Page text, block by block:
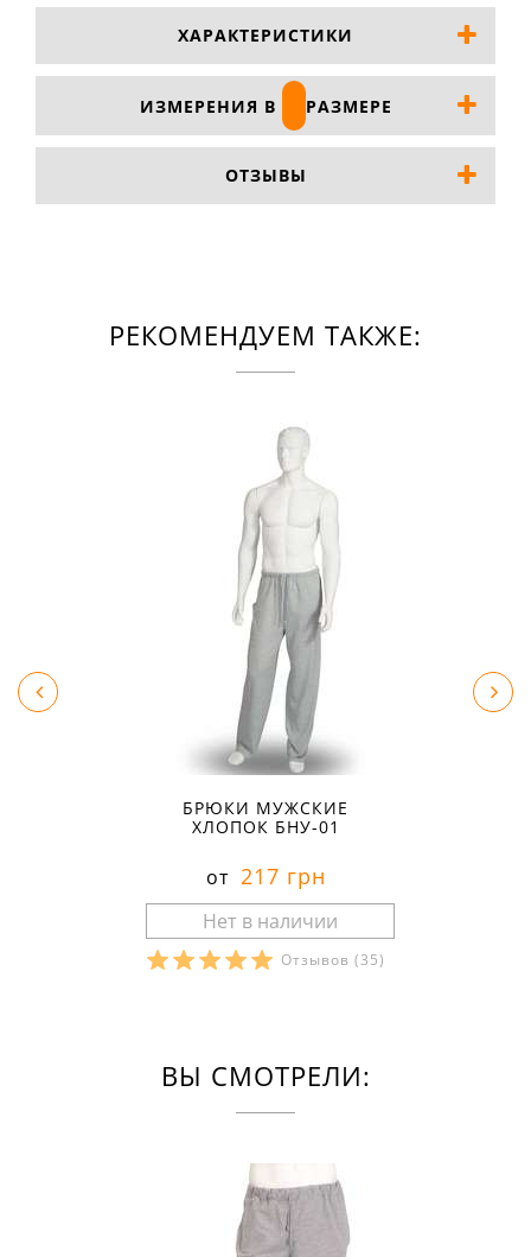
ХАРАКТЕРИСТИКИ
ИЗМЕРЕНИЯ В РАЗМЕРЕ
ОТЗЫВЫ
РЕКОМЕНДУЕМ ТАКЖЕ:
БРЮКИ МУЖСКИЕ
ХЛОПОК БНУ-01
от 217 грн
Отзывов (35)
ВЫ СМОТРЕЛИ: